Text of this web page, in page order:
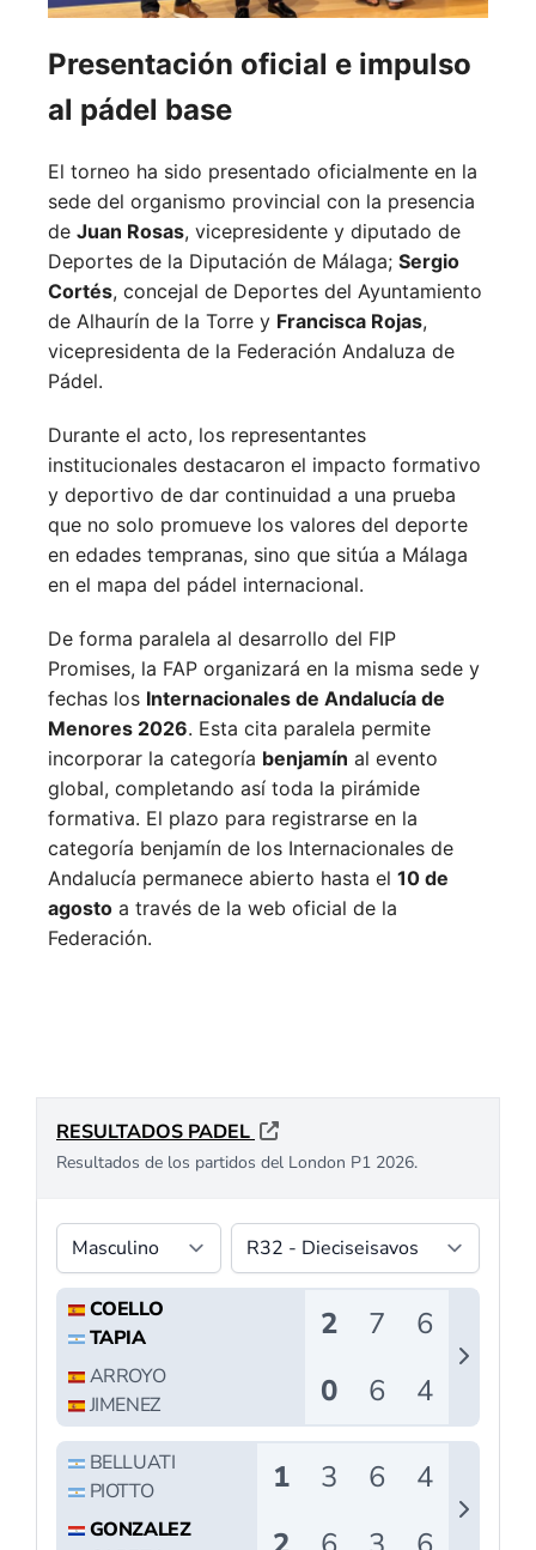
Presentación oficial e impulso
al pádel base
El torneo ha sido presentado oficialmente en la
sede del organismo provincial con la presencia
de Juan Rosas, vicepresidente y diputado de
Deportes de la Diputación de Málaga; Sergio
Cortés, concejal de Deportes del Ayuntamiento
de Alhaurín de la Torre y Francisca Rojas,
vicepresidenta de la Federación Andaluza de
Pádel.
Durante el acto, los representantes
institucionales destacaron el impacto formativo
y deportivo de dar continuidad a una prueba
que no solo promueve los valores del deporte
en edades tempranas, sino que sitúa a Málaga
en el mapa del pádel internacional.
De forma paralela al desarrollo del FIP
Promises, la FAP organizará en la misma sede y
fechas los Internacionales de Andalucía de
Menores 2026. Esta cita paralela permite
incorporar la categoría benjamín al evento
global, completando así toda la pirámide
formativa. El plazo para registrarse en la
categoría benjamín de los Internacionales de
Andalucía permanece abierto hasta el 10 de
agosto a través de la web oficial de la
Federación.